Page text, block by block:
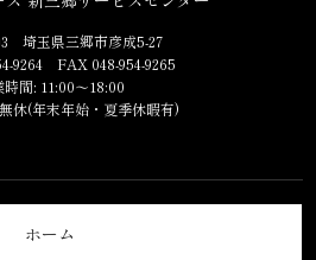
埼玉県三郷市彦成5-27
9264 FAX 048-954-9265
時間: 11:00～18:00
休(年末年始・夏季休暇有)
ホーム